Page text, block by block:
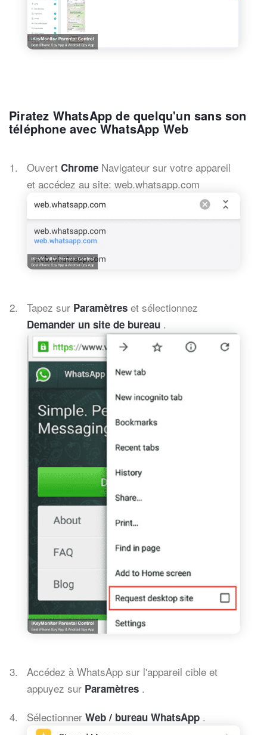
Piratez WhatsApp de quelqu'un sans son
téléphone avec WhatsApp Web
Ouvert Chrome Navigateur sur votre appareil
et accédez au site: web.whatsapp.com
Tapez sur Paramètres et sélectionnez
Demander un site de bureau .
Accédez à WhatsApp sur l'appareil cible et
appuyez sur Paramètres .
Sélectionner Web / bureau WhatsApp .